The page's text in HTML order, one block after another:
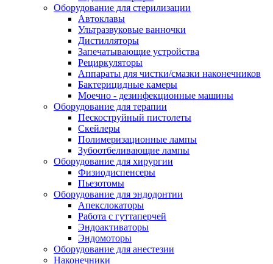
Оборудование для стерилизации
Автоклавы
Ультразвуковые ванночки
Дистилляторы
Запечатывающие устройства
Рециркуляторы
Аппараты для чистки/смазки наконечников
Бактерицидные камеры
Моечно - дезинфекционные машины
Оборудование для терапии
Пескоструйный пистолеты
Скейлеры
Полимеризационные лампы
Зубоотбеливающие лампы
Оборудование для хирургии
Физиодиспенсеры
Пьезотомы
Оборудование для эндодонтии
Апекслокаторы
Работа с гуттаперчей
Эндоактиваторы
Эндомоторы
Оборудование для анестезии
Наконечники